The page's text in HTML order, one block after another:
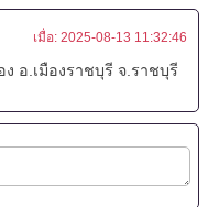
เมื่อ:2025-08-13 11:32:46
อ.เมืองราชบุรี จ.ราชบุรี